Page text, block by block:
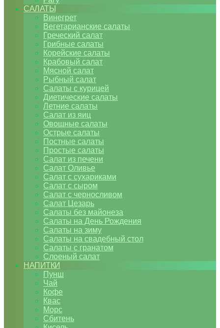
САЛАТЫ
Винегрет
Вегетарианские салаты
Греческий салат
Грибные салаты
Корейские салаты
Крабовый салат
Мясной салат
Рыбный салат
Салаты с курицей
Диетические салаты
Летние салаты
Салат из яиц
Овощные салаты
Острые салаты
Постные салаты
Простые салаты
Салат из печени
Салат Оливье
Салат с сухариками
Салат с сыром
Салат с черносливом
Салат Цезарь
Салаты без майонеза
Салаты на День Рождения
Салаты на зиму
Салаты на свадебный стол
Салаты с гранатом
Слоеный салат
НАПИТКИ
Пунш
Чай
Кофе
Квас
Морс
Сбитень